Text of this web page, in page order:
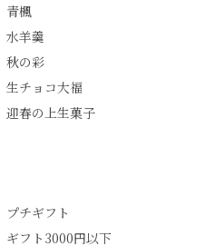
青楓
水羊羹
秋の彩
生チョコ大福
迎春の上生菓子
プチギフト
ギフト3000円以下